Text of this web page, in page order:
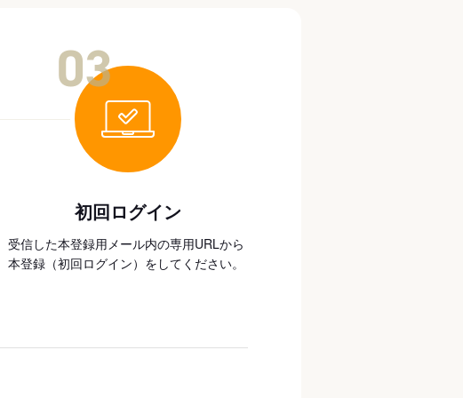
初回ログイン
受信した本登録用メール内の専用URLから
本登録（初回ログイン）をしてください。